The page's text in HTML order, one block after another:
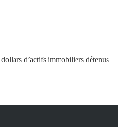
d’actifs immobiliers détenus